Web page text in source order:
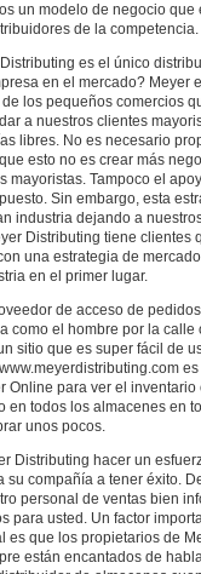
un modelo de negocio que
de la competencia.
es el único
en el mercado? Meyer
los pequeños comercios
a nuestros clientes
libres. No es necesario
esto no es crear más
Tampoco el
Sin embargo, esta
industria dejando a
Distributing tiene clientes
una estrategia de
en el primer lugar.
de acceso de
como el hombre por la calle
sitio que es super fácil de
Online para ver el inventario
en todos los almacenes en
unos pocos.
Distributing hacer un
compañía a tener éxito.
personal de ventas bien
para usted. Un factor
es que los propietarios de
están encantados de